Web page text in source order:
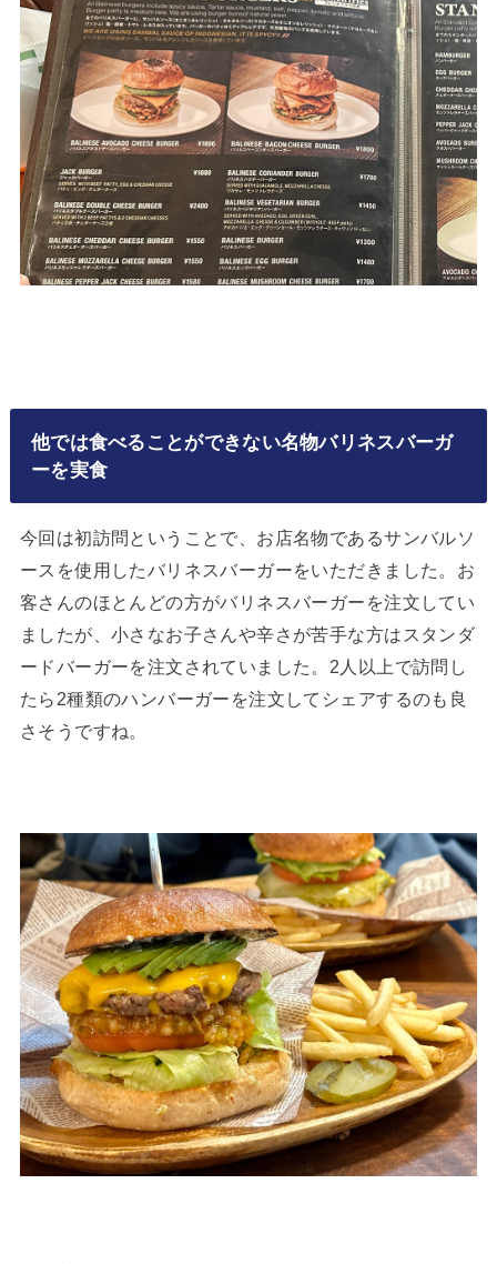
他では食べることができない名物バリネスバーガ
ーを実食
今回は初訪問ということで、お店名物であるサンバルソ
ースを使用したバリネスバーガーをいただきました。お
客さんのほとんどの方がバリネスバーガーを注文してい
ましたが、小さなお子さんや辛さが苦手な方はスタンダ
ードバーガーを注文されていました。2人以上で訪問し
たら2種類のハンバーガーを注文してシェアするのも良
さそうですね。